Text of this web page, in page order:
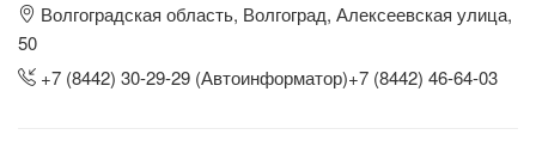
Волгоградская область, Волгоград, Алексеевская улица,
50
+7 (8442) 30-29-29 (Автоинформатор)+7 (8442) 46-64-03